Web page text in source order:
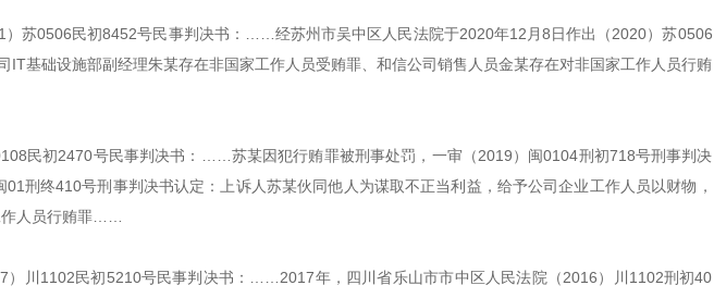
）苏0506民初8452号民事判决书：……经苏州市吴中区人民法院于2020年12月8日作出（2020）苏0506
IT基础设施部副经理朱某存在非国家工作人员受贿罪、和信公司销售人员金某存在对非国家工作人员行贿
民初2470号民事判决书：……苏某因犯行贿罪被刑事处罚，一审（2019）闽0104刑初718号刑事判决
刑终410号刑事判决书认定：上诉人苏某伙同他人为谋取不正当利益，给予公司企业工作人员以财物，
人员行贿罪……
）川1102民初5210号民事判决书：……2017年，四川省乐山市市中区人民法院（2016）川1102刑初40